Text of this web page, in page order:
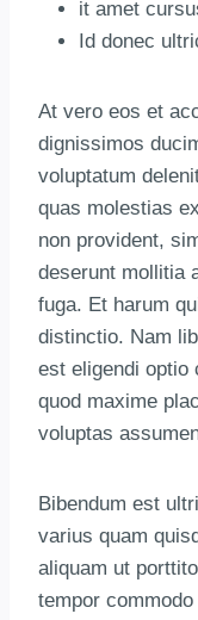
it amet
Id donec
At vero eos et
dignissimos
voluptatum
quas molestias
non provident,
deserunt mollitia
fuga. Et harum
distinctio. Nam
est eligendi optio
quod maxime
voluptas
Bibendum est
varius quam
aliquam ut
tempor